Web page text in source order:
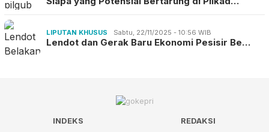
LIPUTAN KHUSUS Sabtu, 22/11/2025 - 10:56 WIB
Lendot dan Gerak Baru Ekonomi Pesisir Be…
INDEKS
REDAKSI